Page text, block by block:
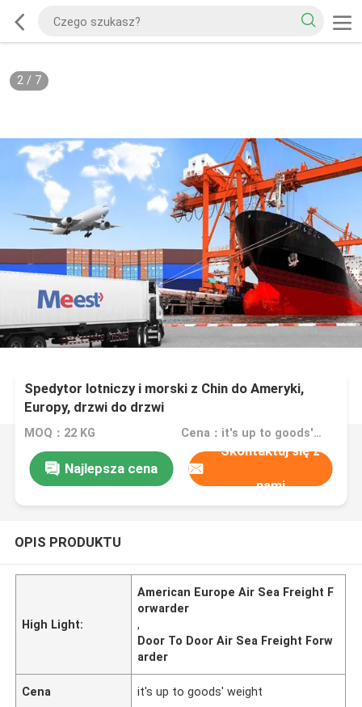
2/ 7
Spedytor lotniczy i morski z Chin do Ameryki,
Europy, drzwi do drzwi
MOQ：22 KG Cena：it's up to goods' weight
Najlepsza cena
Skontaktuj się z
nami
OPIS PRODUKTU
High Light:
American Europe Air Sea Freight F
orwarder
,
Door To Door Air Sea Freight Forw
arder
Cena it's up to goods' weight